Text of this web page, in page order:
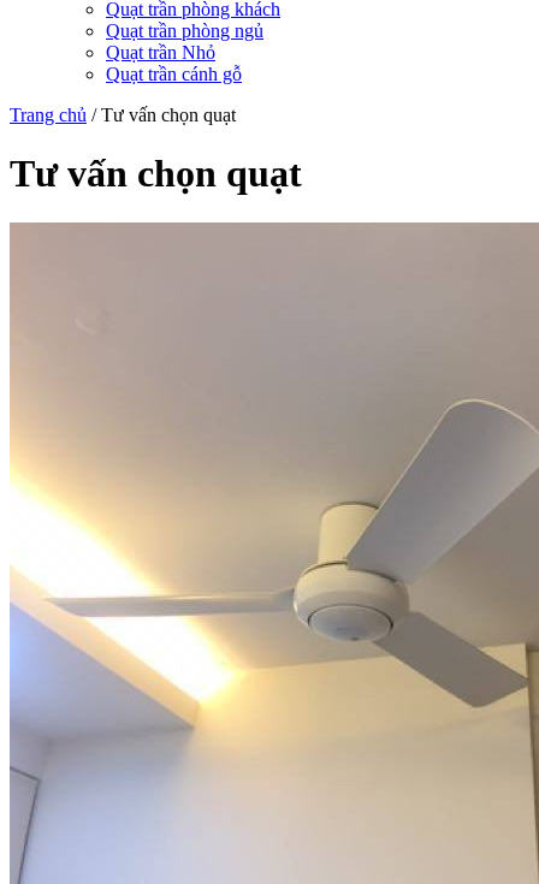
Quạt trần phòng khách
Quạt trần phòng ngủ
Quạt trần Nhỏ
Quạt trần cánh gỗ
Trang chủ /Tư vấn chọn quạt
Tư vấn chọn quạt